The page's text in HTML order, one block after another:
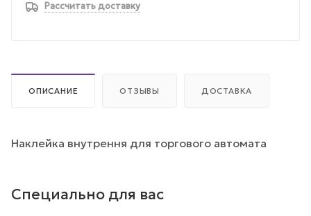
Рассчитать доставку
ОПИСАНИЕ ОТЗЫВЫ ДОСТАВКА
Наклейка внутрення для торгового автомата
Специально для вас